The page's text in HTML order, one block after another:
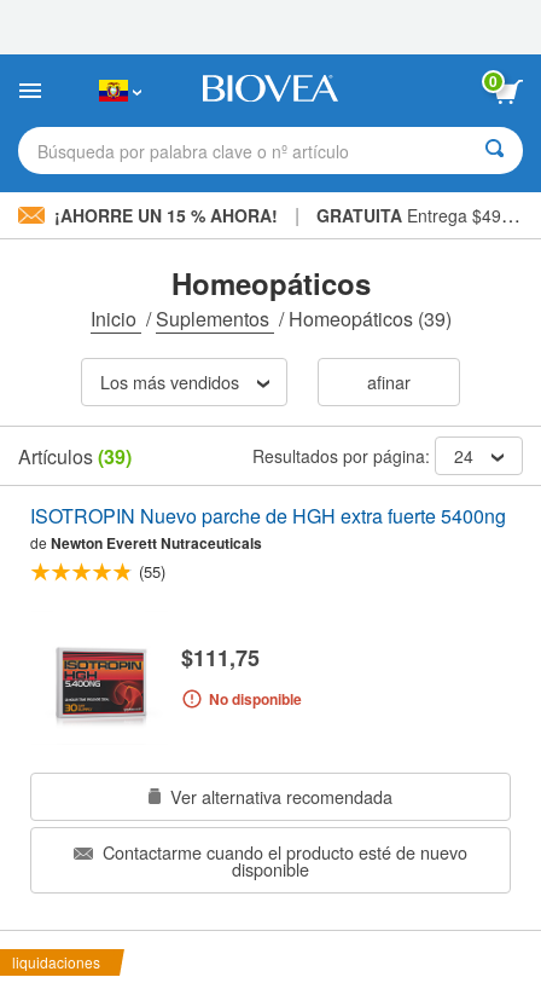
sitio
incluye
sistema
de
0
Búsqueda por palabra clave o nº artículo
¡AHORRE UN 15 % AHORA! | GRATUITA Entrega $49,00 »
Homeopáticos
Inicio /Suplementos /Homeopáticos(39)
Los más vendidos afinar
Artículos(39) Resultados por página: 24
ISOTROPIN Nuevo parche de HGH extra fuerte 5400ng
de Newton Everett Nutraceuticals
(55)
$111,75
No disponible
Ver alternativa recomendada
Contactarme cuando el producto esté de nuevo
disponible
liquidaciones